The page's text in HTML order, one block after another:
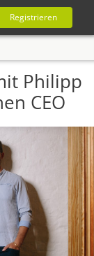
Registrieren
Philipp
CEO